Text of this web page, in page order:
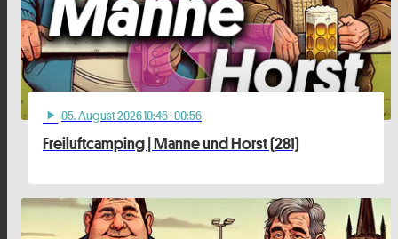
play_arrow 05. August 2026 10:46· 00:56
Freiluftcamping | Manne und Horst (281)